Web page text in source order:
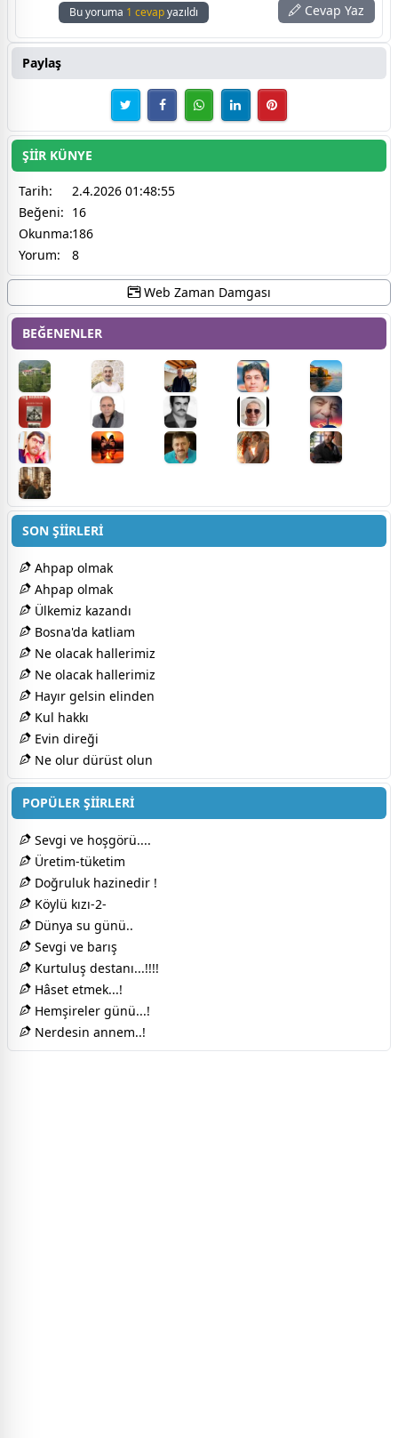
Bu yoruma 1 cevapyazıldı Cevap Yaz
Paylaş
ŞİİR KÜNYE
Tarih:
2.4.2026 01:48:55
Beğeni: 16
Okunma:186
Yorum:
8
Web Zaman Damgası
BEĞENENLER
SON ŞİİRLERİ
Ahpap olmak
Ahpap olmak
Ülkemiz kazandı
Bosna'da katliam
Ne olacak hallerimiz
Ne olacak hallerimiz
Hayır gelsin elinden
Kul hakkı
Evin direği
Ne olur dürüst olun
POPÜLER ŞİİRLERİ
Sevgi ve hoşgörü....
Üretim-tüketim
Doğruluk hazinedir !
Köylü kızı-2-
Dünya su günü..
Sevgi ve barış
Kurtuluş destanı...!!!!
Hâset etmek...!
Hemşireler günü...!
Nerdesin annem..!